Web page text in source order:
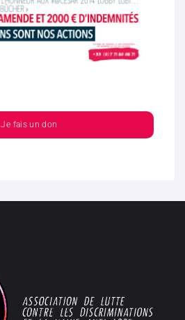
Je fais un don